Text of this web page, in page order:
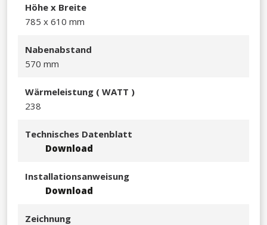
Höhe x Breite
785 x 610 mm​
Nabenabstand
570 mm
Wärmeleistung ( WATT )
238​
Technisches Datenblatt
Download
Installationsanweisung
Download
Zeichnung